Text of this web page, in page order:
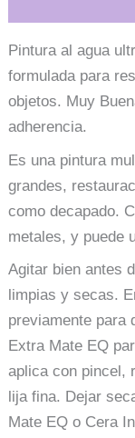
Pintura al agua
formulada para
objetos. Muy
adherencia.
Es una pintura
grandes,
como decapado.
metales, y puede
Agitar bien antes
limpias y secas.
previamente para
Extra Mate EQ
aplica con pincel,
lija fina. Dejar
Mate EQ o Cera